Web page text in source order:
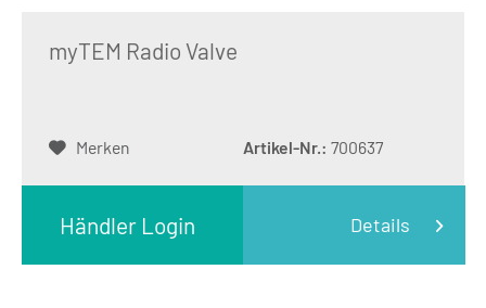
myTEM Radio Valve
Händler Login Details
Merken Artikel-Nr.: 700637